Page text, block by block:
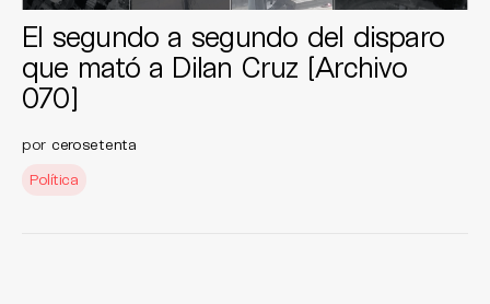
El segundo a segundo del disparo
que mató a Dilan Cruz [Archivo
070]
por cerosetenta
Política